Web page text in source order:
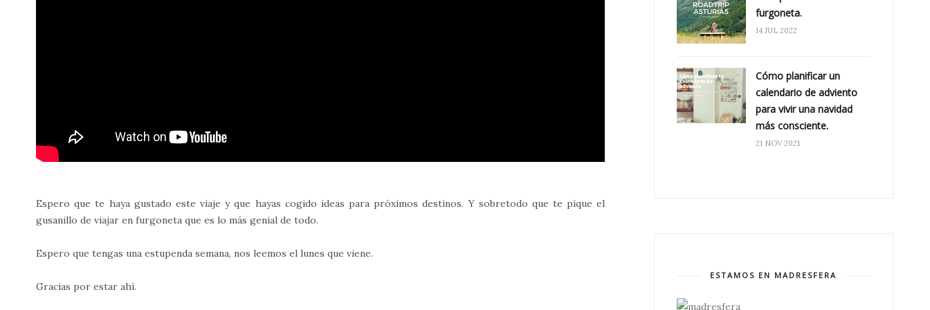
Espero que te haya gustado este viaje y que hayas cogido ideas para próximos destinos. Y sobretodo que te pique el
gusanillo de viajar en furgoneta que es lo más genial de todo.
Espero que tengas una estupenda semana, nos leemos el lunes que viene.
Gracias por estar ahí.
furgoneta.
14 JUL 2022
Cómo planificar un
calendario de adviento
para vivir una navidad
más consciente.
21 NOV 2021
ESTAMOS EN MADRESFERA